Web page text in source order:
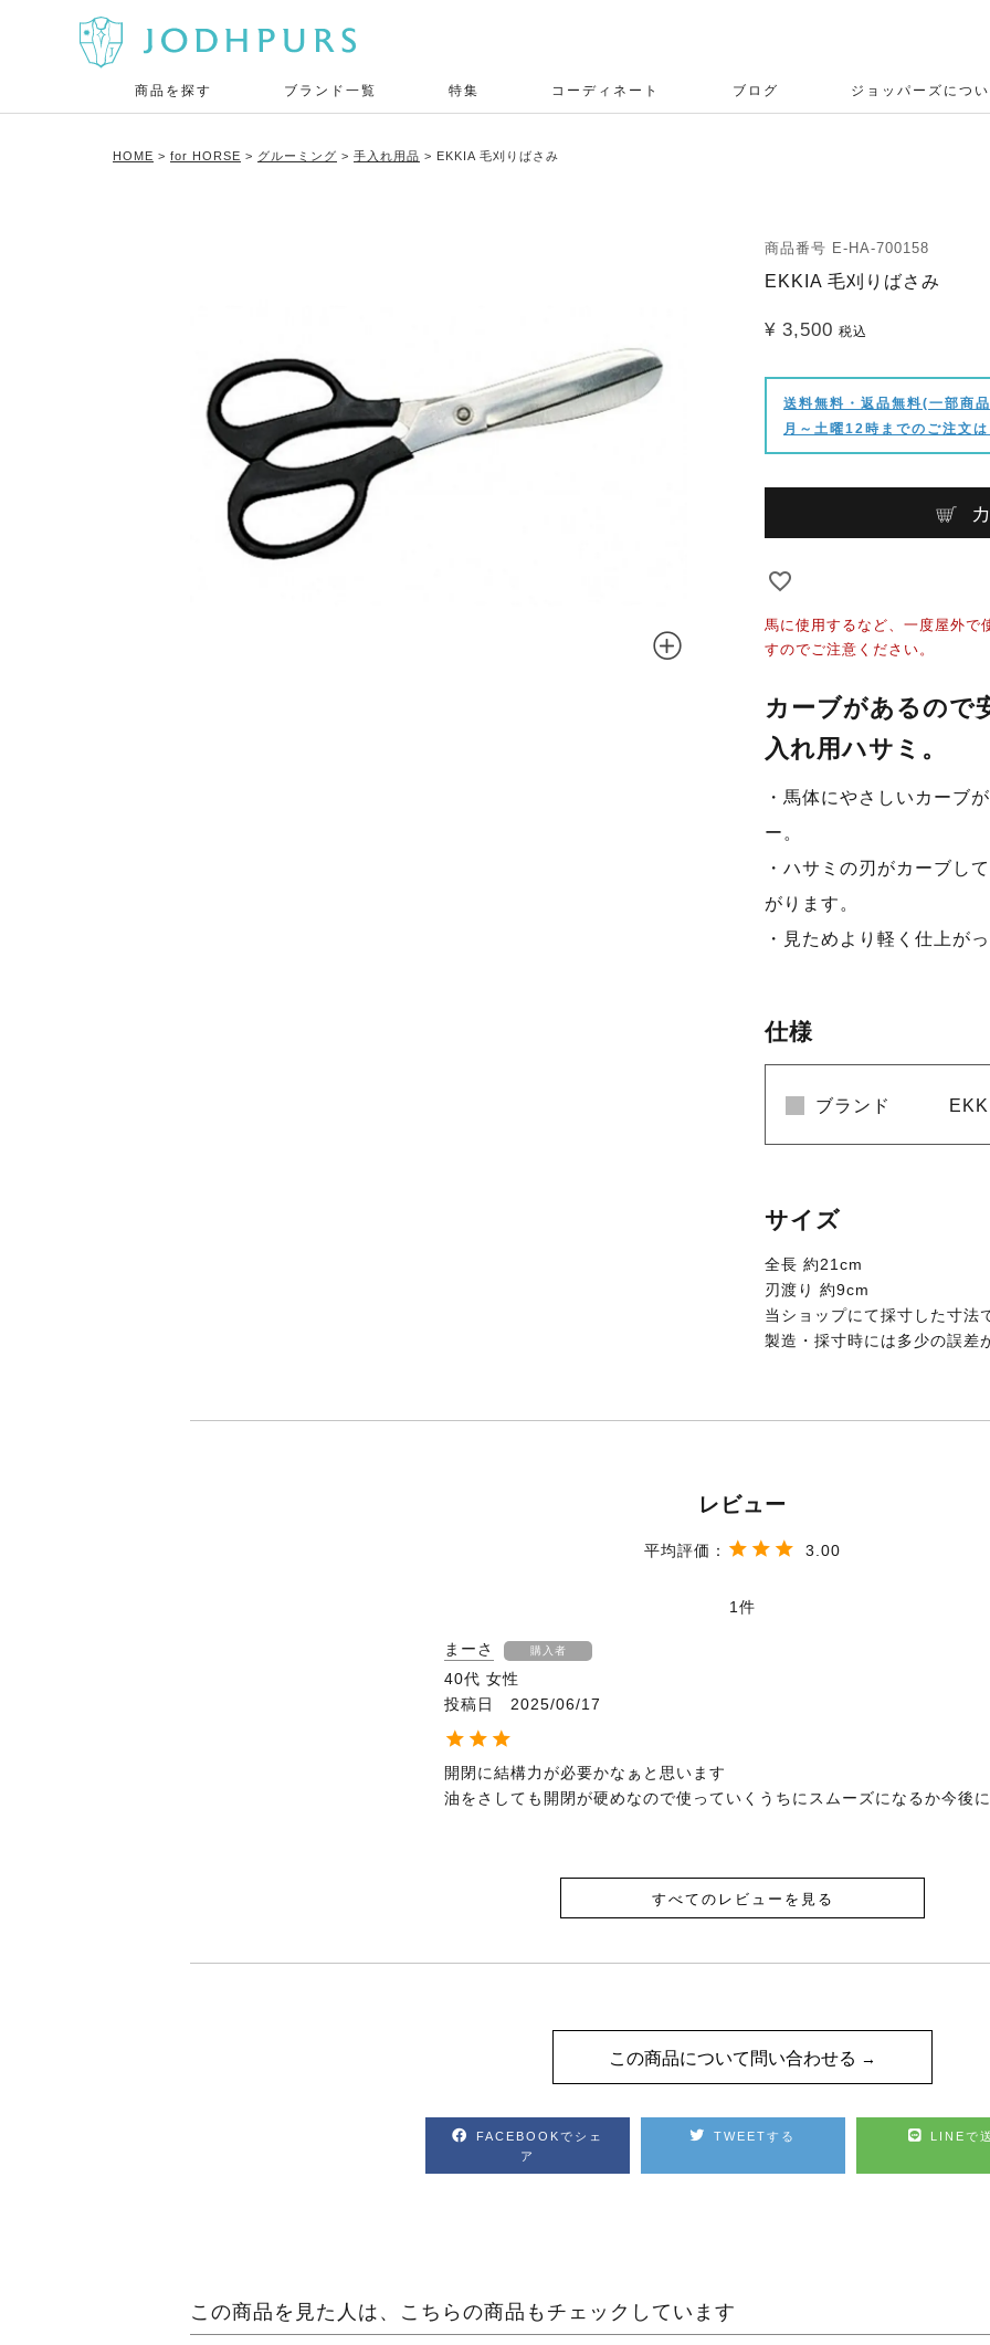
商品を探す ブランド一覧 特集 コーディネート ブログ ジョッパーズにつ
HOME for HORSE グルーミング 手入れ用品 EKKIA 毛刈りばさみ
商品番号 E-HA-700158
EKKIA 毛刈りばさみ
¥ 3,500 税込
送料無料・返品無料(一部商
月～土曜12時までのご注文
馬に使用するなど、一度屋外で
すのでご注意ください。
カーブがあるので
入れ用ハサミ。
・馬体にやさしいカーブ
ー。
・ハサミの刃がカーブし
がります。
・見ためより軽く仕上
仕様
ブランド
サイズ
全長 約21cm
刃渡り 約9cm
当ショップにて採寸した寸法
製造・採寸時には多少の誤差
3.00
1
まーさ 購入者
40代 女性
投稿日
2025/06/17
開閉に結構力が必要かなぁと思います
すべてのレビューを見る
この商品について問い合わせる
FACEBOOKでシェ
ア
TWEETする LINEで
この商品を見た人は、こちらの商品もチェックしています